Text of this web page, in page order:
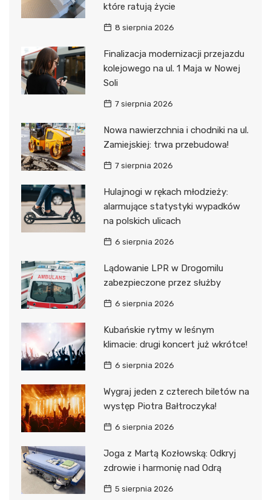
które ratują życie
8 sierpnia 2026
Finalizacja modernizacji przejazdu
kolejowego na ul. 1 Maja w Nowej
Soli
7 sierpnia 2026
Nowa nawierzchnia i chodniki na ul.
Zamiejskiej: trwa przebudowa!
7 sierpnia 2026
Hulajnogi w rękach młodzieży:
alarmujące statystyki wypadków
na polskich ulicach
6 sierpnia 2026
Lądowanie LPR w Drogomilu
zabezpieczone przez służby
6 sierpnia 2026
Kubańskie rytmy w leśnym
klimacie: drugi koncert już wkrótce!
6 sierpnia 2026
Wygraj jeden z czterech biletów na
występ Piotra Bałtroczyka!
6 sierpnia 2026
Joga z Martą Kozłowską: Odkryj
zdrowie i harmonię nad Odrą
5 sierpnia 2026